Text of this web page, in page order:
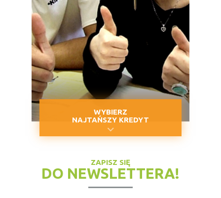
WYBIERZ
NAJTAŃSZY KREDYT
ZAPISZ SIĘ
DO NEWSLETTERA!